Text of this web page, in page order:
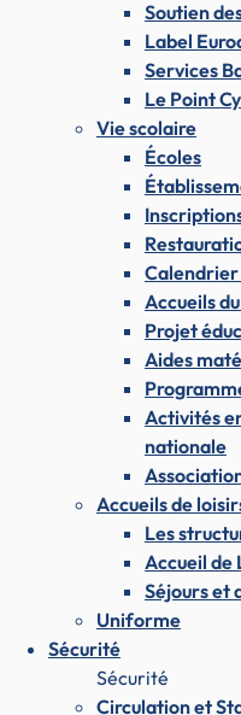
Soutien
Label
Services
Le Point
Vie scolaire
Écoles
Accueils
Projet
Aides
Activités
nationale
Accueils de
Les
Accueil de
Séjours et
Uniforme
Sécurité
Sécurité
Circulation et